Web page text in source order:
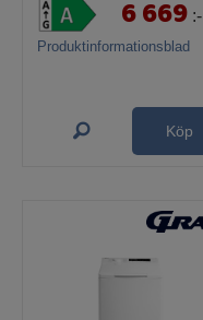
Produktinformationsblad
6 669 :-
Köp